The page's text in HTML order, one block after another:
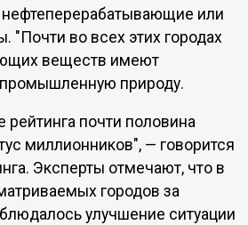
нефтеперерабатывающие или
"Почти во всех этих городах
веществ имеют
природу.
рейтинга почти половина
миллионников", — говорится
Эксперты отмечают, что в
городов за
улучшение ситуации